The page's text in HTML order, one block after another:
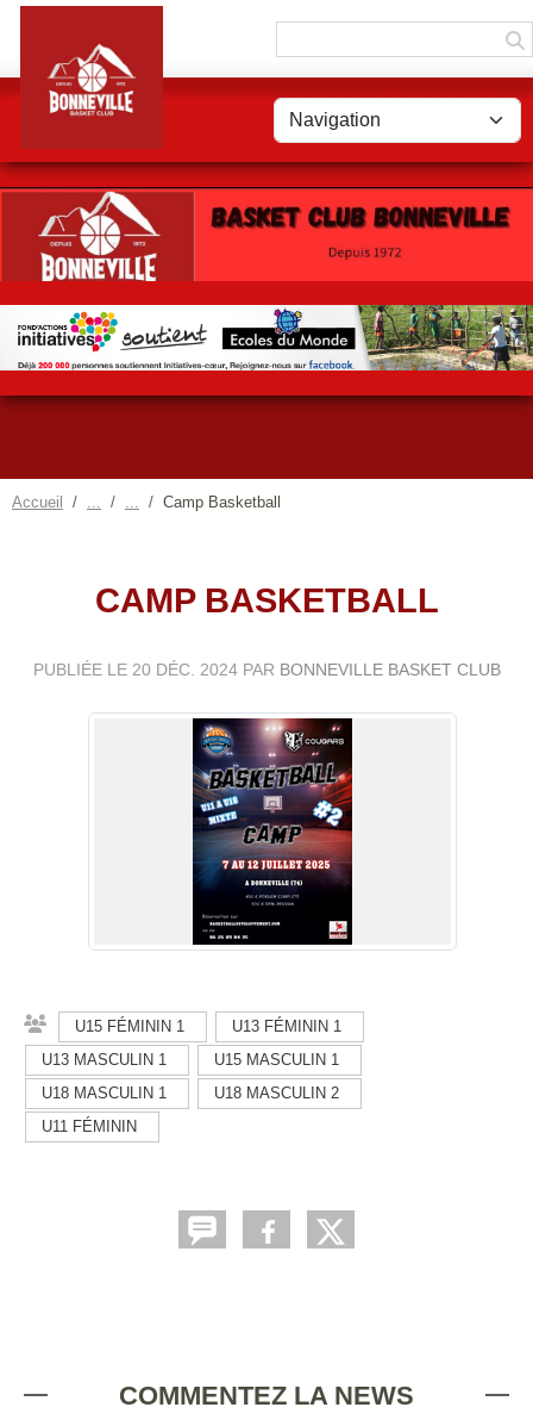
Accueil Camp Basketball
CAMP BASKETBALL
PUBLIÉE LE 20 DÉC. 2024PAR BONNEVILLE BASKET CLUB
U15 FÉMININ 1
U13 FÉMININ 1
U13 MASCULIN 1
U15 MASCULIN 1
U18 MASCULIN 1
U18 MASCULIN 2
U11 FÉMININ
COMMENTEZ LA NEWS